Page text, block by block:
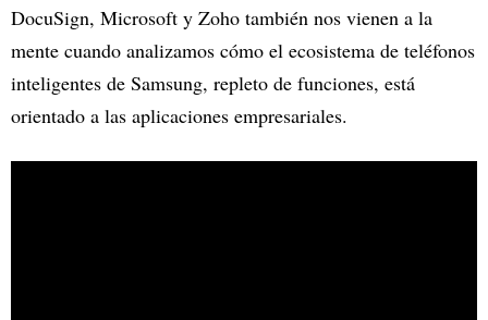
DocuSign, Microsoft y Zoho también nos vienen a la
mente cuando analizamos cómo el ecosistema de teléfonos
inteligentes de Samsung, repleto de funciones, está
orientado a las aplicaciones empresariales.